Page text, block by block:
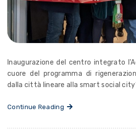
Inaugurazione del centro integrato
cuore del programma di
dalla città lineare alla smart social
Continue Reading